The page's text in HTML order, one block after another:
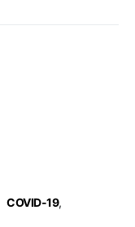
COVID-19,